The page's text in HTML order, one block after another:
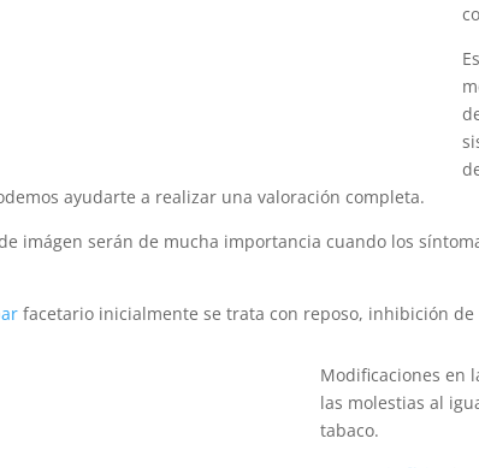
ayudarte a realizar una valoración completa.
imágen serán de mucha importancia cuando los
facetario inicialmente se trata con reposo, inhibición
Modificaciones en
las molestias al
tabaco.